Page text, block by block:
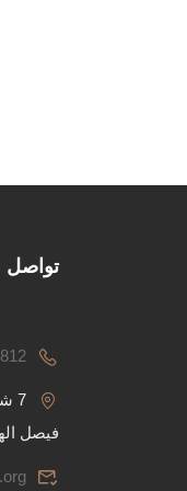
تواصل
7
فيصل